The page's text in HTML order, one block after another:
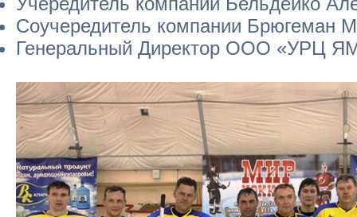
Соучередитель компании Брюгеман
Генеральный Директор ООО «УРЦ